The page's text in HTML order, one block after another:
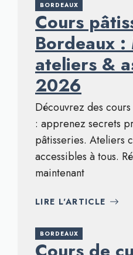
BORDEAUX
Cours
Bordeaux
ateliers &
2026
Découvrez des
: apprenez secrets
pâtisseries. Ateliers
accessibles à tous.
maintenant
LIRE L'ARTICLE
BORDEAUX